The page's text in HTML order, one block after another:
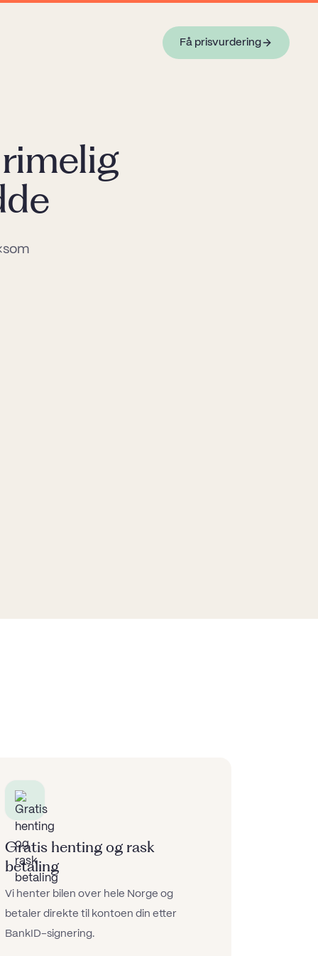
Få prisvurdering
Gratis henting og rask
betaling
Vi henter bilen over hele Norge og
betaler direkte til kontoen din etter
BankID-signering.